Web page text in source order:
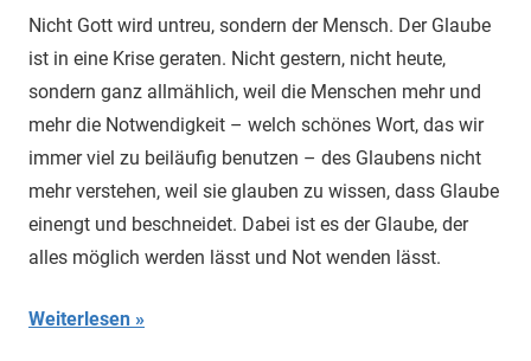
Nicht Gott wird untreu, sondern der Mensch. Der Glaube
ist in eine Krise geraten. Nicht gestern, nicht heute,
sondern ganz allmählich, weil die Menschen mehr und
mehr die Notwendigkeit – welch schönes Wort, das wir
immer viel zu beiläufig benutzen – des Glaubens nicht
mehr verstehen, weil sie glauben zu wissen, dass Glaube
einengt und beschneidet. Dabei ist es der Glaube, der
alles möglich werden lässt und Not wenden lässt.
Weiterlesen